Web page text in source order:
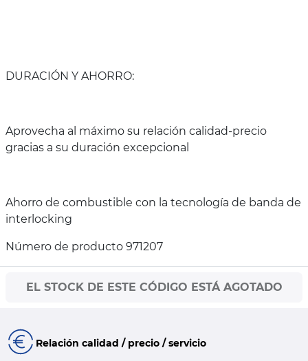
DURACIÓN Y AHORRO:
Aprovecha al máximo su relación calidad-precio
gracias a su duración excepcional
Ahorro de combustible con la tecnología de banda de
interlocking
Número de producto 971207
EL STOCK DE ESTE CÓDIGO ESTÁ AGOTADO
Relación calidad / precio / servicio